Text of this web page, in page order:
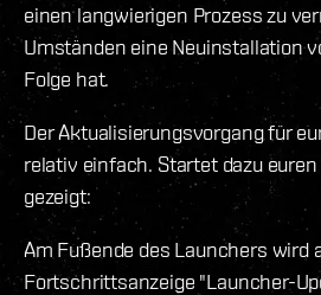
einen langwierigen Prozess zu
Umständen eine Neuinstallation
Folge hat.
Der Aktualisierungsvorgang für
relativ einfach. Startet dazu
gezeigt:
Am Fußende des Launchers wird
Fortschrittsanzeige "Launcher-